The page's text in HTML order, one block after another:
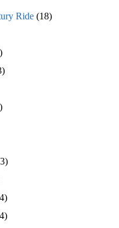
Ride(18)